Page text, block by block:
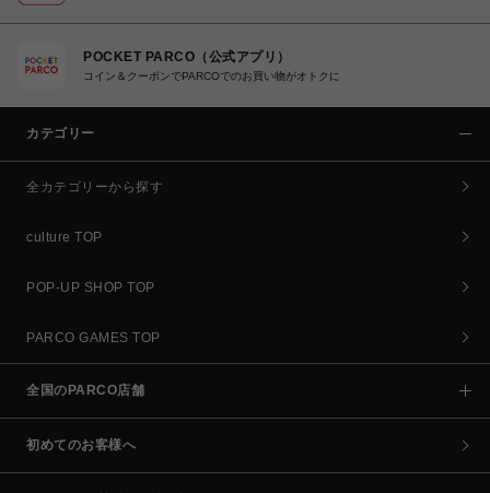
POCKET PARCO（公式アプリ）
コイン＆クーポンでPARCOでのお買い物がオトクに
カテゴリー
全カテゴリーから探す
culture TOP
POP-UP SHOP TOP
PARCO GAMES TOP
全国のPARCO店舗
初めてのお客様へ